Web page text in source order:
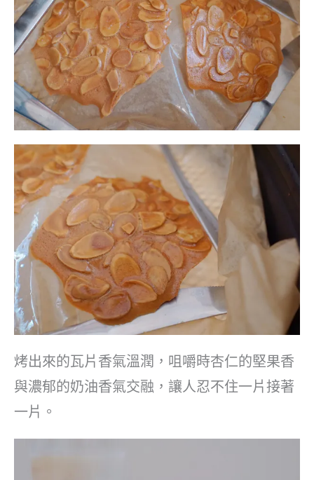
烤出來的瓦片香氣溫潤，咀嚼時杏仁的堅果香
與濃郁的奶油香氣交融，讓人忍不住一片接著
一片。